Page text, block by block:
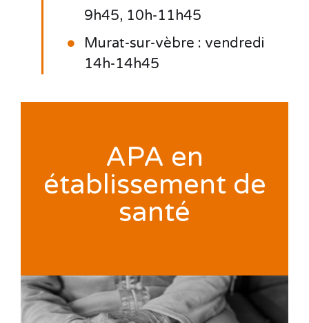
9h45, 10h-11h45
Murat-sur-vèbre : vendredi
14h-14h45
APA en
établissement de
santé